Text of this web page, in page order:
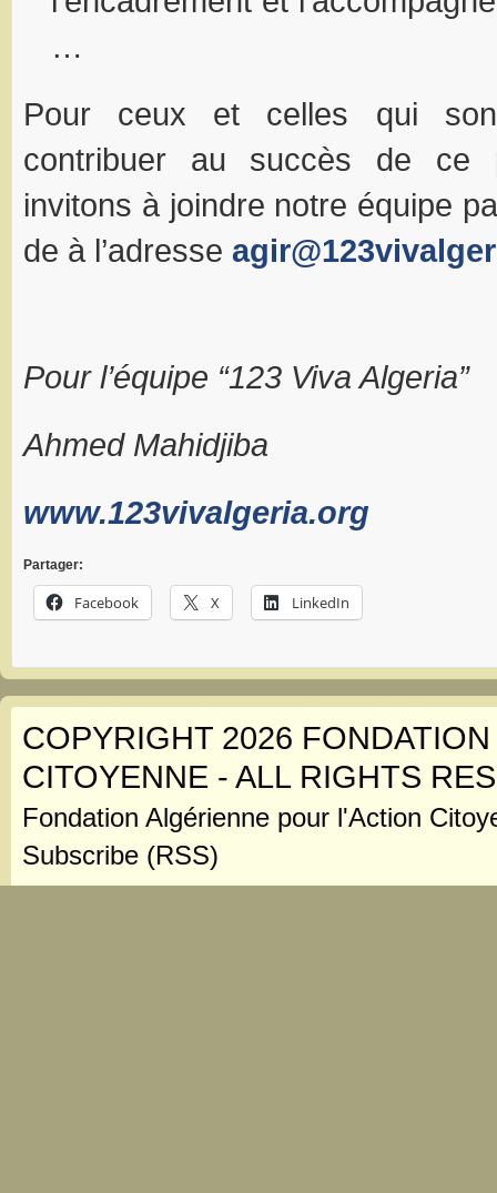
…
Pour ceux et celles qui
contribuer au succès de ce
invitons à joindre notre équipe
de à l’adresse
Pour l’équipe “123 Viva Algeria”
Ahmed Mahidjiba
www.123vivalgeria.org
Partager:
Facebook X LinkedIn
COPYRIGHT 2026
CITOYENNE - ALL RIGHTS
Fondation Algérienne pour l'Action
Subscribe (RSS)